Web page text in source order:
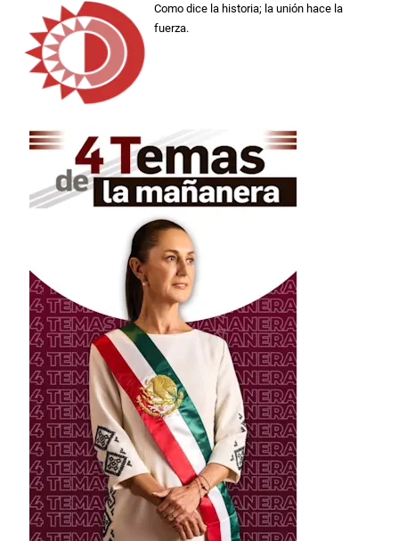
Como dice la historia; la unión hace la
fuerza.